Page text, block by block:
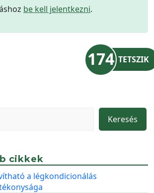
be kell jelentkezni.
174 TETSZIK
Keresés
cikkek
a légkondicionálás